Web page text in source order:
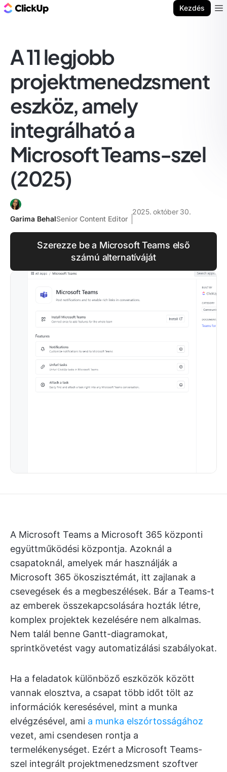
Kezdés
A 11 legjobb
projektmenedzsment
eszköz, amely
integrálható a
Microsoft Teams-szel
(2025)
Garima BehalSenior Content Editor
2025. október 30.
Szerezze be a Microsoft Teams első
számú alternatíváját
A Microsoft Teams a Microsoft 365 központi
együttműködési központja. Azoknál a
csapatoknál, amelyek már használják a
Microsoft 365 ökoszisztémát, itt zajlanak a
csevegések és a megbeszélések. Bár a Teams-t
az emberek összekapcsolására hozták létre,
komplex projektek kezelésére nem alkalmas.
Nem talál benne Gantt-diagramokat,
sprintkövetést vagy automatizálási szabályokat.
Ha a feladatok különböző eszközök között
vannak elosztva, a csapat több időt tölt az
információk keresésével, mint a munka
elvégzésével, ami a munka elszórtosságához
vezet, ami csendesen rontja a
termelékenységet. Ezért a Microsoft Teams-
szel integrált projektmenedzsment szoftver